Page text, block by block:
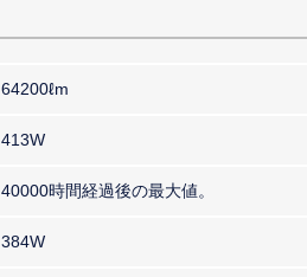
64200ℓm
413W
40000時間経過後の最大値。
384W